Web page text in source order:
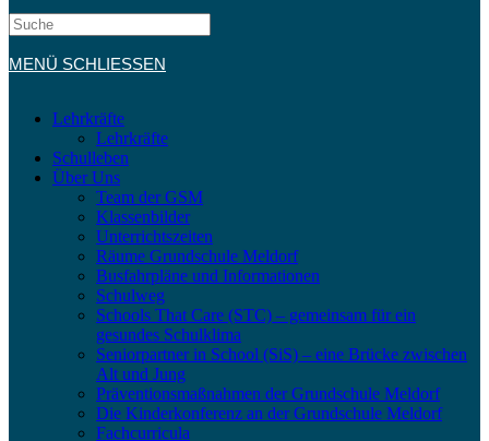
MENÜ SCHLIESSEN
Lehrkräfte
Lehrkräfte
Schulleben
Über Uns
Team der GSM
Klassenbilder
Unterrichtszeiten
Räume Grundschule Meldorf
Busfahrpläne und Informationen
Schulweg
Schools That Care (STC) – gemeinsam für ein
gesundes Schulklima
Seniorpartner in School (SiS) – eine Brücke zwischen
Alt und Jung
Präventionsmaßnahmen der Grundschule Meldorf
Die Kinderkonferenz an der Grundschule Meldorf
Fachcurricula